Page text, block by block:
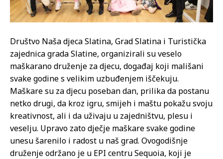
Društvo Naša djeca Slatina, Grad Slatina i Turistička
zajednica grada Slatine, organizirali su veselo
maškarano druženje za djecu, događaj koji mališani
svake godine s velikim uzbuđenjem iščekuju.
Maškare su za djecu poseban dan, prilika da postanu
netko drugi, da kroz igru, smijeh i maštu pokažu svoju
kreativnost, ali i da uživaju u zajedništvu, plesu i
veselju. Upravo zato dječje maškare svake godine
unesu šarenilo i radost u naš grad. Ovogodišnje
druženje održano je u EPI centru Sequoia, koji je